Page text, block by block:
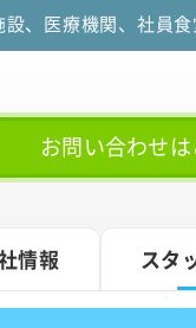
、医療機関、社員
お問い合わせは
情報 スタ